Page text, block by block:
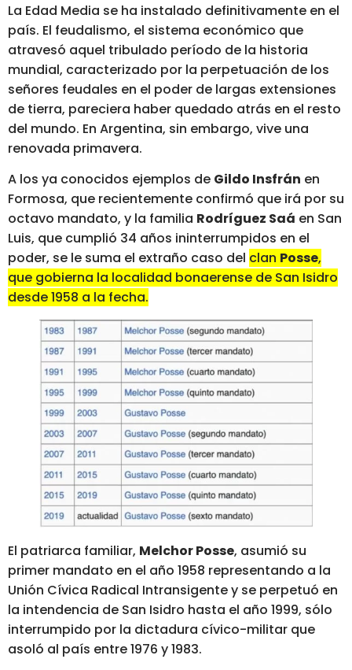
La Edad Media se ha instalado definitivamente en el
país. El feudalismo, el sistema económico que
atravesó aquel tribulado período de la historia
mundial, caracterizado por la perpetuación de los
señores feudales en el poder de largas extensiones
de tierra, pareciera haber quedado atrás en el resto
del mundo. En Argentina, sin embargo, vive una
renovada primavera.
A los ya conocidos ejemplos de Gildo Insfrán en
Formosa, que recientemente confirmó que irá por su
octavo mandato, y la familia Rodríguez Saá en San
Luis, que cumplió 34 años ininterrumpidos en el
poder, se le suma el extraño caso del clan Posse,
que gobierna la localidad bonaerense de San Isidro
desde 1958 a la fecha.
El patriarca familiar, Melchor Posse, asumió su
primer mandato en el año 1958 representando a la
Unión Cívica Radical Intransigente y se perpetuó en
la intendencia de San Isidro hasta el año 1999, sólo
interrumpido por la dictadura cívico-militar que
asoló al país entre 1976 y 1983.